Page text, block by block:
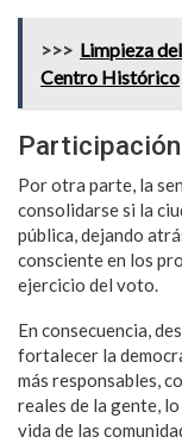
>>> Limpieza
Centro Histórico
Por otra parte, la
consolidarse si la
pública, dejando
consciente en los
ejercicio del voto.
En consecuencia,
fortalecer la
más responsables,
reales de la gente,
vida de las